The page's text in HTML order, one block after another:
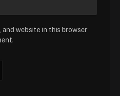
and website in this browser